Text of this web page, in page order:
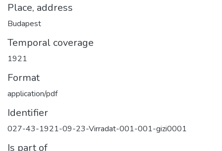
Place, address
Budapest
Temporal coverage
1921
Format
application/pdf
Identifier
027-43-1921-09-23-Virradat-001-001-gizi0001
Is part of